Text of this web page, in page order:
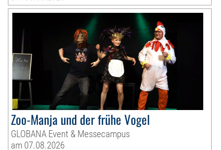
Zoo-Manja und der frühe Vogel
GLOBANA Event & Messecampus
am 07.08.2026